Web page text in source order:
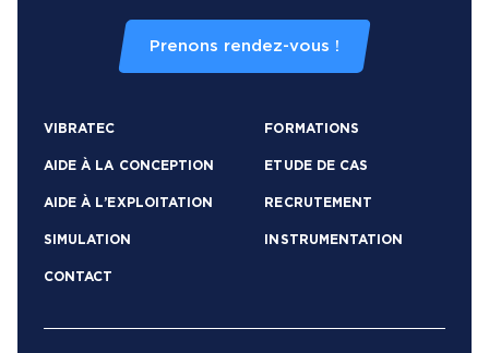
Prenons rendez-vous !
VIBRATEC FORMATIONS
AIDE À LA CONCEPTION ETUDE DE CAS
AIDE À L’EXPLOITATION RECRUTEMENT
SIMULATION INSTRUMENTATION
CONTACT